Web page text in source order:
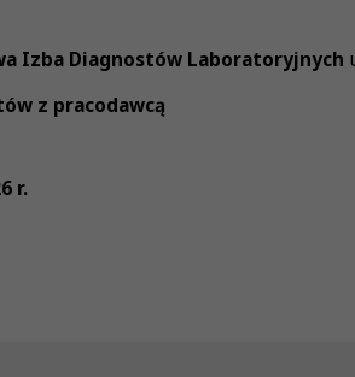
Izba Diagnostów Laboratoryjnych
z pracodawcą
r.